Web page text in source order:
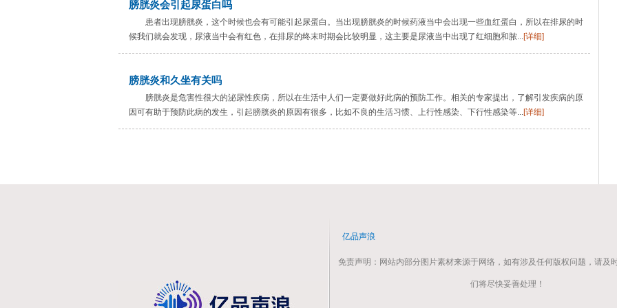
膀胱炎会引起尿蛋白吗
患者出现膀胱炎，这个时候也会有可能引起尿蛋白。当出现膀胱炎的时候药液当中会出现一些血红蛋白，所以在排尿的时
候我们就会发现，尿液当中会有红色，在排尿的终末时期会比较明显，这主要是尿液当中出现了红细胞和脓...[详细]
膀胱炎和久坐有关吗
膀胱炎是危害性很大的泌尿性疾病，所以在生活中人们一定要做好此病的预防工作。相关的专家提出，了解引发疾病的原
因可有助于预防此病的发生，引起膀胱炎的原因有很多，比如不良的生活习惯、上行性感染、下行性感染等...[详细]
亿品声浪
免责声明：网站内部分图片素材来源于网络，如有涉及任何版权问题，请及
们将尽快妥善处理！